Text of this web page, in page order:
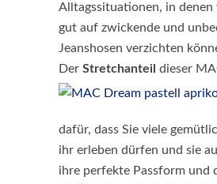
Alltagssituationen, in denen
gut auf zwickende und
Jeanshosen verzichten
Der Stretchanteil dieser
dafür, dass Sie viele
ihr erleben dürfen und sie
ihre perfekte Passform und